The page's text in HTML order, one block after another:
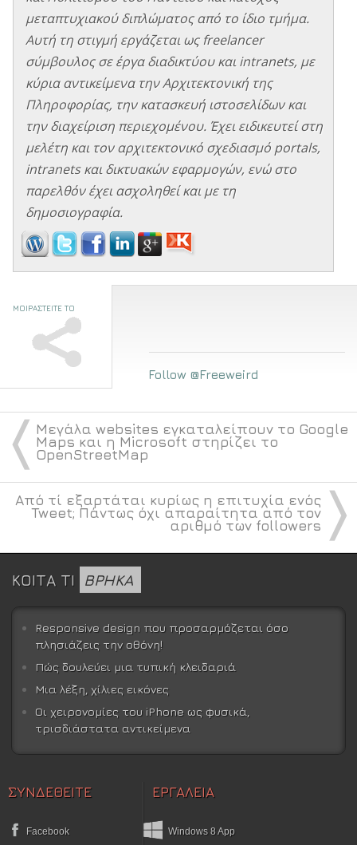
μεταπτυχιακού διπλώματος από το ίδιο τμήμα.
Αυτή τη στιγμή εργάζεται ως freelancer
σύμβουλος σε έργα διαδικτύου και intranets, με
κύρια αντικείμενα την Αρχιτεκτονική της
Πληροφορίας, την κατασκευή ιστοσελίδων και
την διαχείριση περιεχομένου. Έχει ειδικευτεί στη
μελέτη και τον αρχιτεκτονικό σχεδιασμό portals,
intranets και δικτυακών εφαρμογών, ενώ στο
παρελθόν έχει ασχοληθεί και με τη
δημοσιογραφία.
ΜΟΙΡΑΣΤΕΙΤΕ ΤΟ
Follow @Freeweird
〈 Μεγάλα websites εγκαταλείπουν το Google
Maps και η Microsoft στηρίζει το
OpenStreetMap
〉
Από τί εξαρτάται κυρίως η επιτυχία ενός
Tweet; Πάντως όχι απαραίτητα από τον
αριθμό των followers
ΚΟΙΤΑ ΤΙ ΒΡΗΚΑ
Responsive design που προσαρμόζεται όσο
πλησιάζεις την οθόνη!
Πώς δουλεύει μια τυπική κλειδαριά
Μια λέξη, χίλιες εικόνες
Οι χειρονομίες του iPhone ως φυσικά,
τρισδιάστατα αντικείμενα
ΣΥΝΔΕΘΕΙΤΕ
Facebook
ΕΡΓΑΛΕΙΑ
Windows 8 App